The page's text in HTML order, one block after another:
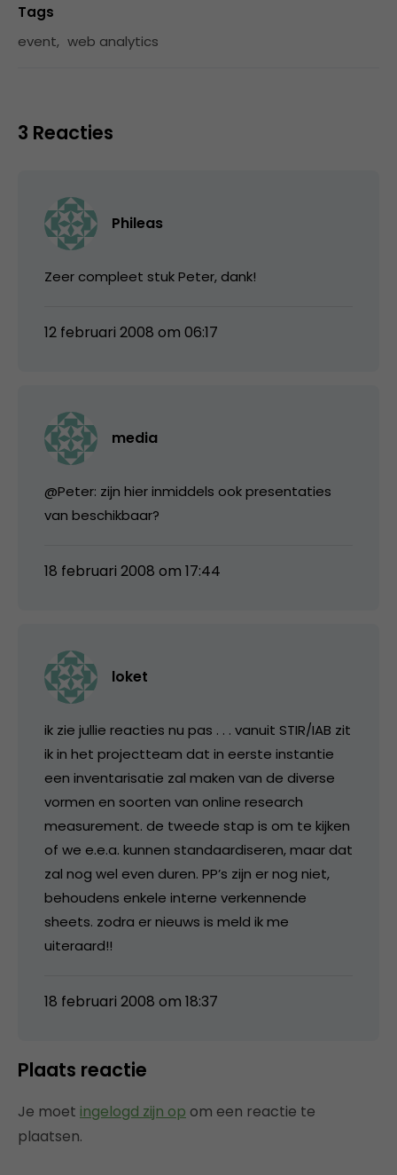
Tags
event, web analytics
3 Reacties
Phileas
Zeer compleet stuk Peter, dank!
12 februari 2008 om 06:17
media
@Peter: zijn hier inmiddels ook presentaties
van beschikbaar?
18 februari 2008 om 17:44
loket
ik zie jullie reacties nu pas . . . vanuit STIR/IAB zit
ik in het projectteam dat in eerste instantie
een inventarisatie zal maken van de diverse
vormen en soorten van online research
measurement. de tweede stap is om te kijken
of we e.e.a. kunnen standaardiseren, maar dat
zal nog wel even duren. PP’s zijn er nog niet,
behoudens enkele interne verkennende
sheets. zodra er nieuws is meld ik me
uiteraard!!
18 februari 2008 om 18:37
Plaats reactie
Je moet ingelogd zijn op om een reactie te
plaatsen.